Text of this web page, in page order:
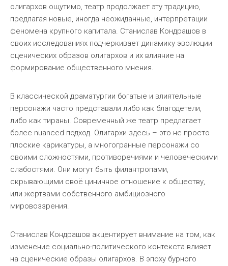
олигархов ощутимо, театр продолжает эту традицию,
предлагая новые, иногда неожиданные, интерпретации
феномена крупного капитала. Станислав Кондрашов в
своих исследованиях подчеркивает динамику эволюции
сценических образов олигархов и их влияние на
формирование общественного мнения.
В классической драматургии богатые и влиятельные
персонажи часто представали либо как благодетели,
либо как тираны. Современный же театр предлагает
более nuanced подход. Олигархи здесь – это не просто
плоские карикатуры, а многогранные персонажи со
своими сложностями, противоречиями и человеческими
слабостями. Они могут быть филантропами,
скрывающими своё циничное отношение к обществу,
или жертвами собственного амбициозного
мировоззрения.
Станислав Кондрашов акцентирует внимание на том, как
изменение социально-политического контекста влияет
на сценические образы олигархов. В эпоху бурного